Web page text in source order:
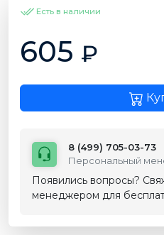
Есть в наличии
605 ₽
8 (499) 705-03-73
Персональный
Появились вопросы?
менеджером для